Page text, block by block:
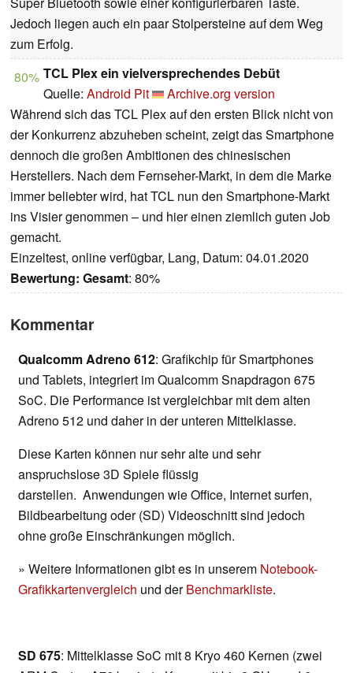
Jedoch liegen auch ein paar Stolpersteine auf dem Weg
zum Erfolg.
80% TCL Plex ein vielversprechendes Debüt
Quelle: Android Pit
Archive.org version
Während sich das TCL Plex auf den ersten Blick nicht von
der Konkurrenz abzuheben scheint, zeigt das Smartphone
dennoch die großen Ambitionen des chinesischen
Herstellers. Nach dem Fernseher-Markt, in dem die Marke
immer beliebter wird, hat TCL nun den Smartphone-Markt
ins Visier genommen – und hier einen ziemlich guten Job
gemacht.
Einzeltest, online verfügbar, Lang, Datum: 04.01.2020
Bewertung: Gesamt: 80%
Kommentar
Qualcomm Adreno 612: Grafikchip für Smartphones
und Tablets, integriert im Qualcomm Snapdragon 675
SoC. Die Performance ist vergleichbar mit dem alten
Adreno 512 und daher in der unteren Mittelklasse.
Diese Karten können nur sehr alte und sehr
anspruchslose 3D Spiele flüssig
darstellen. Anwendungen wie Office, Internet surfen,
Bildbearbeitung oder (SD) Videoschnitt sind jedoch
ohne große Einschränkungen möglich.
» Weitere Informationen gibt es in unserem Notebook-
Grafikkartenvergleich und derBenchmarkliste.
SD 675: Mittelklasse SoC mit 8 Kryo 460 Kernen (zwei